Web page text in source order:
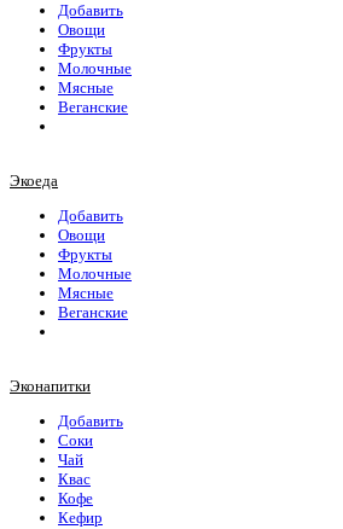
Добавить
Овощи
Фрукты
Молочные
Мясные
Веганские
Экоеда
Добавить
Овощи
Фрукты
Молочные
Мясные
Веганские
Эконапитки
Добавить
Соки
Чай
Квас
Кофе
Кефир